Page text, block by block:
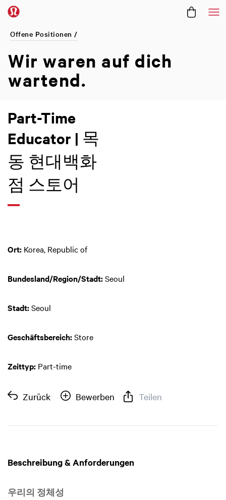
Offene Positionen /
Wir waren auf dich
wartend.
Part-Time
Educator | 목
동 현대백화
점 스토어
Ort: Korea, Republic of
Bundesland/Region/Stadt:Seoul
Stadt:Seoul
Geschäftsbereich:Store
Zeittyp: Part-time
Zurück Bewerben Teilen
Beschreibung & Anforderungen
우리의 정체성